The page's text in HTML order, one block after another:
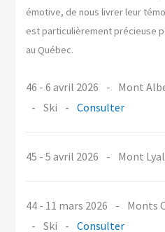
émotive, de nous livrer leur
est particulièrement précieuse
au Québec.
46 - 6 avril 2026 -
Mont
- Ski - Consulter
45 - 5 avril 2026 - Mont
44 - 11 mars 2026 -
Monts
- Ski - Consulter